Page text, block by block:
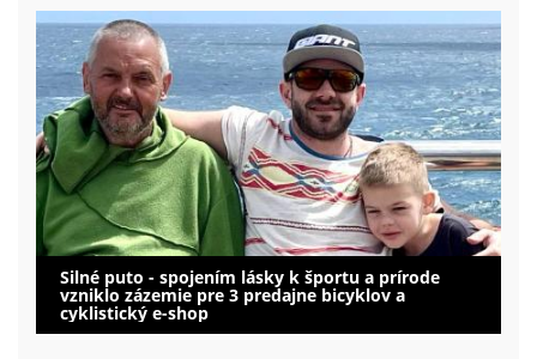
Silné puto - spojením lásky k športu a prírode
vzniklo zázemie pre 3 predajne bicyklov a
cyklistický e-shop